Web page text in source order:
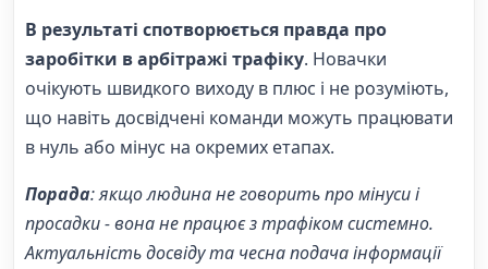
В результаті спотворюється правда про
заробітки в арбітражі трафіку. Новачки
очікують швидкого виходу в плюс і не розуміють,
що навіть досвідчені команди можуть працювати
в нуль або мінус на окремих етапах.
Порада: якщо людина не говорить про мінуси і
просадки - вона не працює з трафіком системно.
Актуальність досвіду та чесна подача інформації